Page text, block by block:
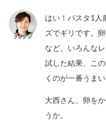
はい！パスタ1人
ズでギリです。
など、いろんな
試した結果、こ
くのが一番うま
大西さん、卵を
うか。